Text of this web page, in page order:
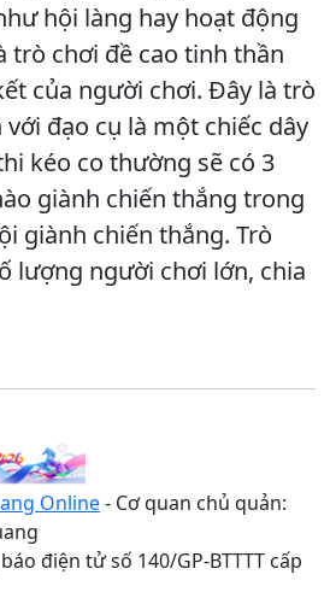
hội làng hay hoạt động
trò chơi đề cao tinh thần
của người chơi. Đây là trò
đạo cụ là một chiếc dây
kéo co thường sẽ có 3
giành chiến thắng trong
giành chiến thắng. Trò
lượng người chơi lớn, chia
Online- Cơ quan chủ quản:
điện tử số 140/GP-BTTTT cấp